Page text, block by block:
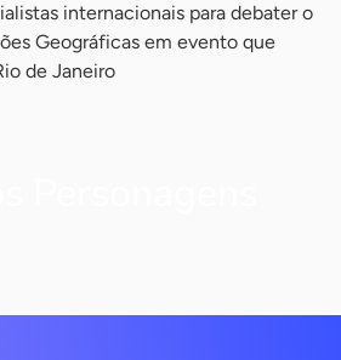
internacionais para debater o
Geográficas em evento que
de Janeiro